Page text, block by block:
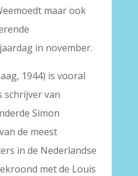
maar ook
in november.
1944) is vooral
schrijver van
Simon
de meest
in de Nederlandse
met de Louis